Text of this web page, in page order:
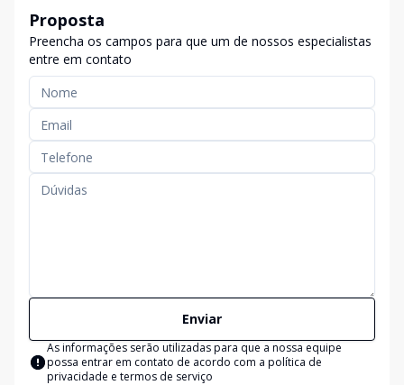
Proposta
Preencha os campos para que um de nossos especialistas
entre em contato
Enviar
As informações serão utilizadas para que a nossa equipe
possa entrar em contato de acordo com a política de
privacidade e termos de serviço